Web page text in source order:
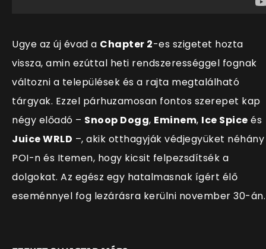
Ugye az új évad a Chapter 2-es szigetet hozta
vissza, amin ezúttal heti rendszerességgel fognak
változni a települések és a rajta megtalálható
tárgyak. Ezzel párhuzamosan fontos szerepet kap
négy előadó – Snoop Dogg, Eminem, Ice Spice és
Juice WRLD –, akik otthagyják védjegyüket néhány
POI-n és Itemen, hogy kicsit felpezsdítsék a
dolgokat. Az egész egy hatalmasnak ígért élő
eseménnyel fog lezárásra kerülni november 30-án.